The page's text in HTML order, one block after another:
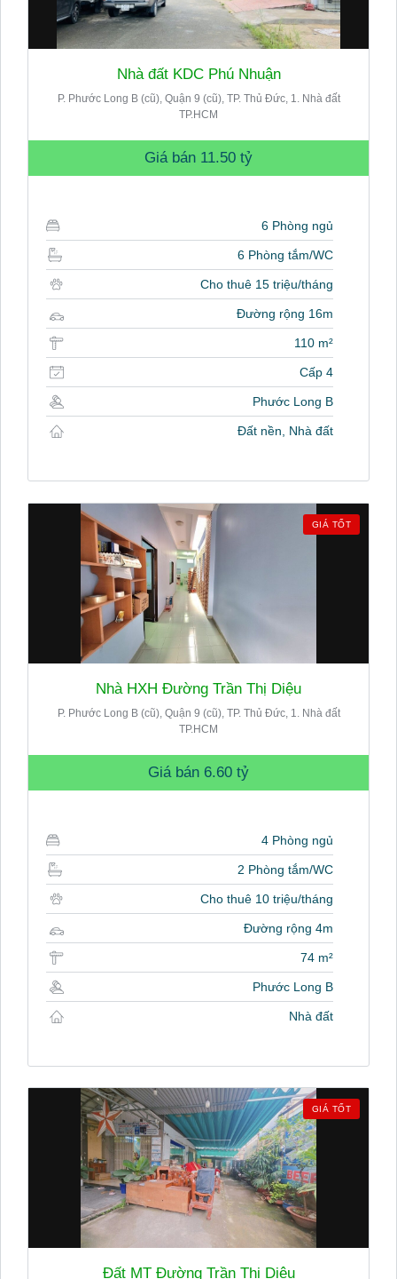
Nhà đất KDC Phú Nhuận
P. Phước Long B (cũ), Quận 9 (cũ), TP. Thủ Đức, 1. Nhà đất
TP.HCM
Giá bán 11.50 tỷ
6 Phòng ngủ
6 Phòng tắm/WC
Cho thuê 15 triệu/tháng
Đường rộng 16m
110 m²
Cấp 4
Phước Long B
Đất nền, Nhà đất
GIÁ TỐT
Nhà HXH Đường Trần Thị Diệu
P. Phước Long B (cũ), Quận 9 (cũ), TP. Thủ Đức, 1. Nhà đất
TP.HCM
Giá bán 6.60 tỷ
4 Phòng ngủ
2 Phòng tắm/WC
Cho thuê 10 triệu/tháng
Đường rộng 4m
74 m²
Phước Long B
Nhà đất
GIÁ TỐT
Đất MT Đường Trần Thị Diệu